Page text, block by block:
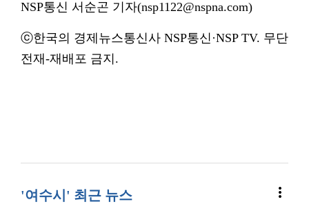
NSP통신 서순곤 기자(nsp1122@nspna.com)
ⓒ한국의 경제뉴스통신사 NSP통신·NSP TV. 무단
전재-재배포 금지.
'여수시' 최근 뉴스 more_vert